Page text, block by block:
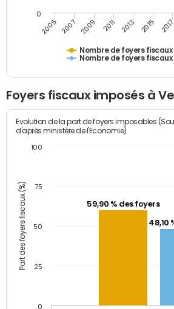
Nombre de foyers fiscaux
Nombre de foyers
2005 2007 2009 2011 2013 2015 2017
0
Foyers fiscaux imposés à
Part des foyers fiscaux (%)
Evolution de la part de foyers imposables
d'après ministère de l'Economie)
59,90 % des foyers
48,10
0
25
50
75
100